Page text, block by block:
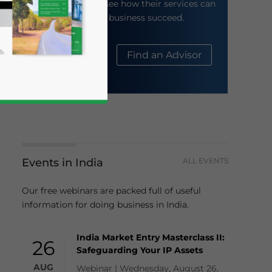
their website to see how their services can
help your business succeed.
About Us Find an Advisor
Events in India ALL EVENTS
Our free webinars are packed full of useful
information for doing business in India.
26
AUG
India Market Entry Masterclass II:
Safeguarding Your IP Assets
Webinar | Wednesday, August 26,
news and updates for Asia!